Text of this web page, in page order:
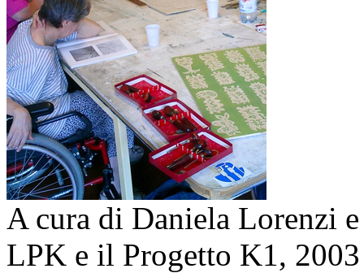
A cura di Daniela Lorenzi
LPK e il Progetto K1, 2003